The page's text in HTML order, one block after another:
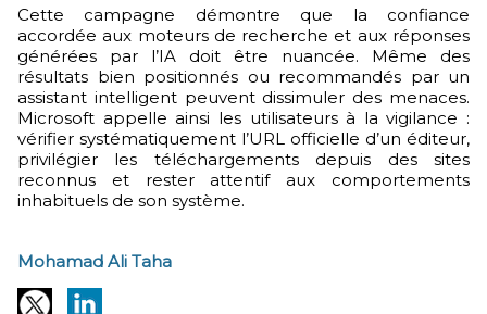
Cette campagne démontre que la confiance
accordée aux moteurs de recherche et aux réponses
générées par l’IA doit être nuancée. Même des
résultats bien positionnés ou recommandés par un
assistant intelligent peuvent dissimuler des menaces.
Microsoft appelle ainsi les utilisateurs à la vigilance :
vérifier systématiquement l’URL officielle d’un éditeur,
privilégier les téléchargements depuis des sites
reconnus et rester attentif aux comportements
inhabituels de son système.
Mohamad Ali Taha